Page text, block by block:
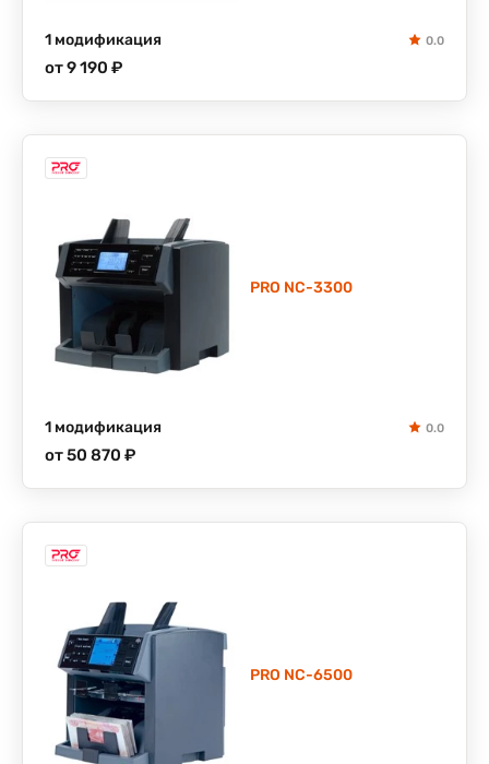
1 модификация 0.0
от 9 190 ₽
PRO NC-3300
1 модификация 0.0
от 50 870 ₽
PRO NC-6500